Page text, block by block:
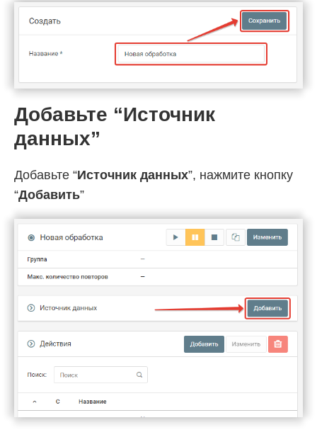
Добавьте “Источник
данных”
Добавьте “Источник данных”, нажмите кнопку
“Добавить”